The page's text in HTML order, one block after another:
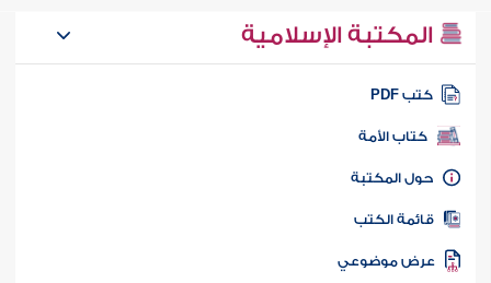
المكتبة الإسلامية
كتب PDF
كتاب الأمة
المكتبة
الكتب